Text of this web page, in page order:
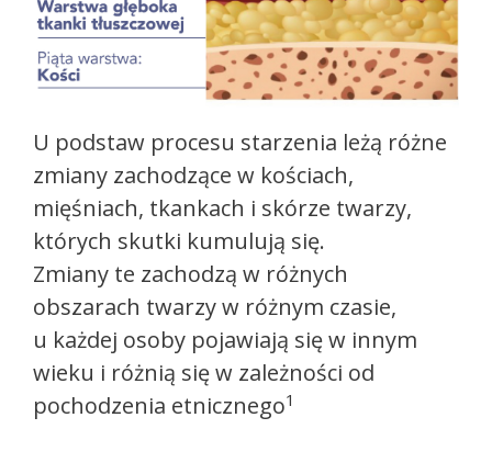
U podstaw procesu starzenia leżą różne
zmiany zachodzące w kościach,
mięśniach, tkankach i skórze twarzy,
których skutki kumulują się.
Zmiany te zachodzą w różnych
obszarach twarzy w różnym czasie,
u każdej osoby pojawiają się w innym
wieku i różnią się w zależności od
pochodzenia etnicznego1